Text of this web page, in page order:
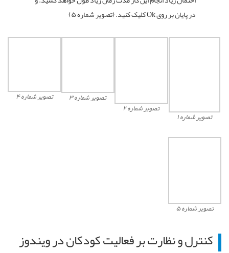
در پایان بر روی Ok کلیک کنید. (تصویر شماره ۵)
تصویر شماره ۱
تصویر شماره ۲
تصویر شماره ۳ تصویر شماره ۴
تصویر شماره ۵
کنترل و نظارت بر فعالیت کودکان در ویندوز